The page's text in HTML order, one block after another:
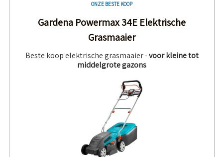
ONZE BESTE KOOP
Gardena Powermax 34E Elektrische
Grasmaaier
Beste koop elektrische grasmaaier -voor kleine tot
middelgrote gazons